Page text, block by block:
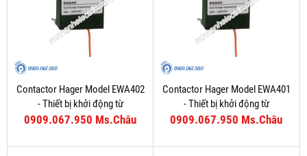
Contactor Hager Model EWA402
- Thiết bị khởi động từ
0909.067.950 Ms.Châu
Contactor Hager Model EWA401
- Thiết bị khởi động từ
0909.067.950 Ms.Châu